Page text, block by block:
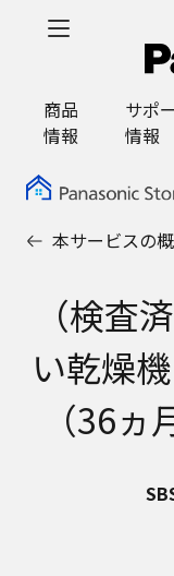
商品
情報
サポ
情報
本サービスの
（検査
い乾燥
（36ヵ